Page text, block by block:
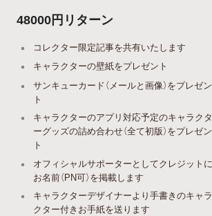
48000円リターン
コレクター限定記事を共有いたします
キャラクターの壁紙をプレゼント
サンキューカード（メールと画像）をプレゼン
ト
キャラクターのアプリ対応予定のキャラクタ
ーグッズの詰め合わせ（全て初版）をプレゼン
ト
オフィシャルサポーターとしてクレジットに
お名前（PN可）を掲載します
キャラクターデザイナーより手書きのキャラ
クター付きお手紙を送ります